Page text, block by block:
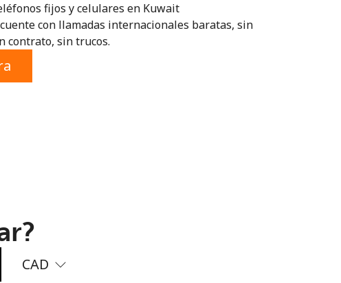
fijos y celulares en Kuwait
con llamadas internacionales baratas, sin
contrato, sin trucos.
CAD